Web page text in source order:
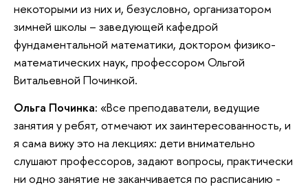
некоторыми из них и, безусловно, организатором
зимней школы – заведующей кафедрой
фундаментальной математики, доктором физико-
математических наук, профессором Ольгой
Витальевной Починкой.
Ольга Починка: «Все преподаватели, ведущие
занятия у ребят, отмечают их заинтересованность, и
я сама вижу это на лекциях: дети внимательно
слушают профессоров, задают вопросы, практически
ни одно занятие не заканчивается по расписанию -